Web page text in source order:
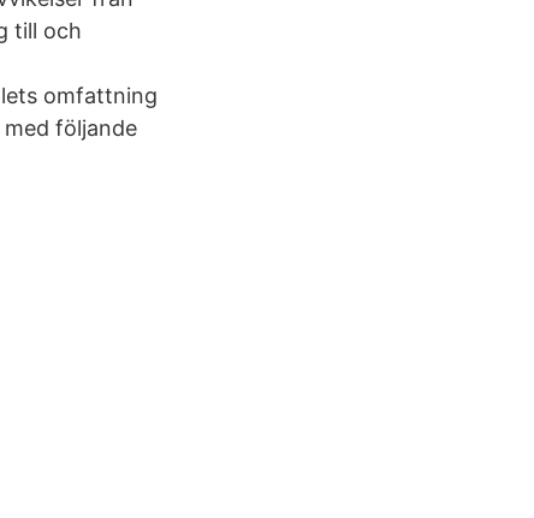
till och
omfattning
följande